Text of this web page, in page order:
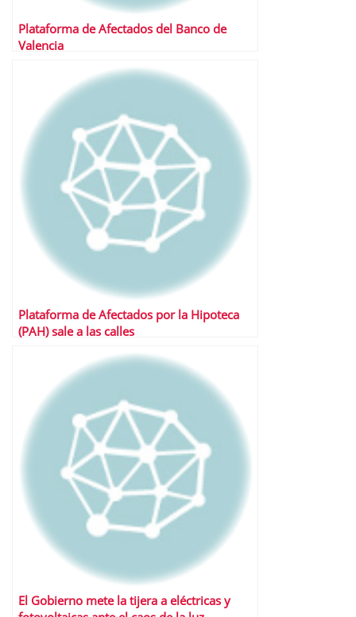
Plataforma de Afectados del Banco de
Valencia
Plataforma de Afectados por la Hipoteca
(PAH) sale a las calles
El Gobierno mete la tijera a eléctricas y